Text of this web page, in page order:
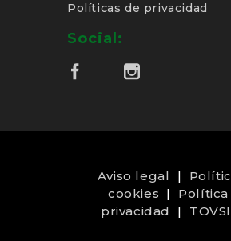
Políticas de privacidad
Social:
Aviso legal |
cookies | Política
privacidad
|